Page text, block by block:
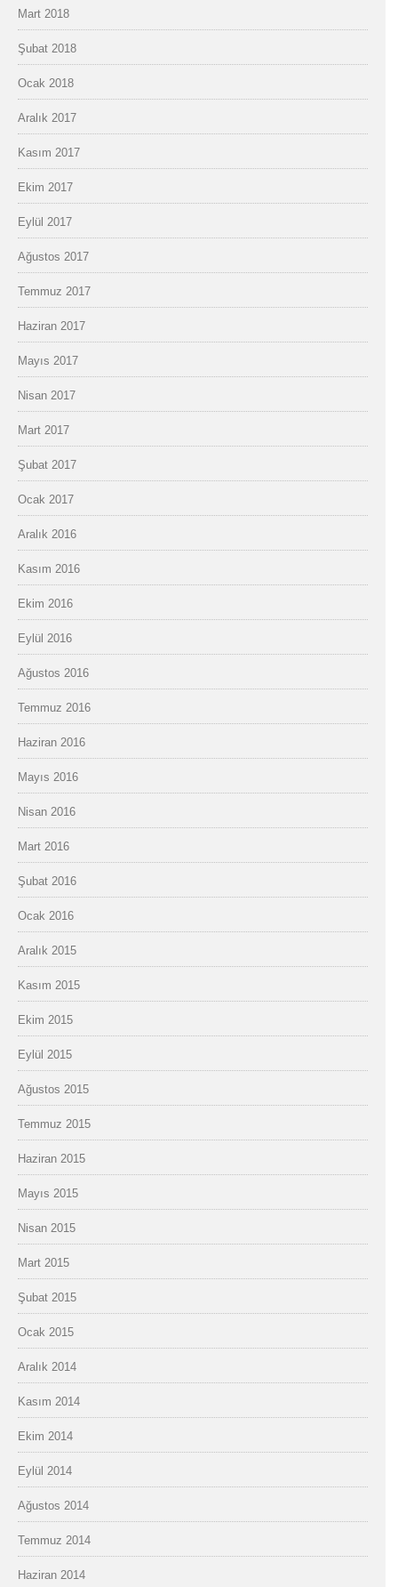
Mart 2018
Şubat 2018
Ocak 2018
Aralık 2017
Kasım 2017
Ekim 2017
Eylül 2017
Ağustos 2017
Temmuz 2017
Haziran 2017
Mayıs 2017
Nisan 2017
Mart 2017
Şubat 2017
Ocak 2017
Aralık 2016
Kasım 2016
Ekim 2016
Eylül 2016
Ağustos 2016
Temmuz 2016
Haziran 2016
Mayıs 2016
Nisan 2016
Mart 2016
Şubat 2016
Ocak 2016
Aralık 2015
Kasım 2015
Ekim 2015
Eylül 2015
Ağustos 2015
Temmuz 2015
Haziran 2015
Mayıs 2015
Nisan 2015
Mart 2015
Şubat 2015
Ocak 2015
Aralık 2014
Kasım 2014
Ekim 2014
Eylül 2014
Ağustos 2014
Temmuz 2014
Haziran 2014